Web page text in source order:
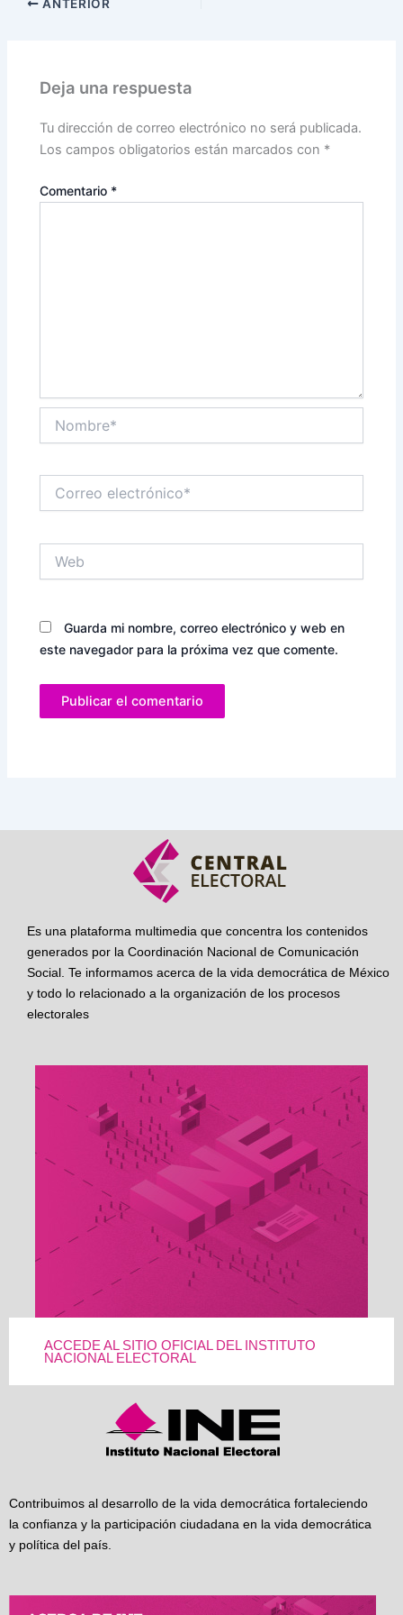
ANTERIOR
Deja una respuesta
Tu dirección de correo electrónico no será publicada.
Los campos obligatorios están marcados con *
Comentario *
electrónico*
Guarda mi nombre, correo electrónico y web en
este navegador para la próxima vez que comente.
Es una plataforma multimedia que concentra los contenidos
generados por la Coordinación Nacional de Comunicación
Social. Te informamos acerca de la vida democrática de México
y todo lo relacionado a la organización de los procesos
electorales
ACCEDE AL SITIO OFICIAL DEL INSTITUTO
NACIONAL ELECTORAL
Contribuimos al desarrollo de la vida democrática fortaleciendo
la confianza y la participación ciudadana en la vida democrática
y política del país.